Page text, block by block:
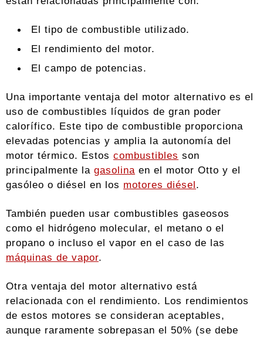
El tipo de combustible utilizado.
El rendimiento del motor.
El campo de potencias.
Una importante ventaja del motor alternativo es el
uso de combustibles líquidos de gran poder
calorífico. Este tipo de combustible proporciona
elevadas potencias y amplia la autonomía del
motor térmico. Estos combustibles son
principalmente la gasolina en el motor Otto y el
gasóleo o diésel en los motores diésel.
También pueden usar combustibles gaseosos
como el hidrógeno molecular, el metano o el
propano o incluso el vapor en el caso de las
máquinas de vapor.
Otra ventaja del motor alternativo está
relacionada con el rendimiento. Los rendimientos
de estos motores se consideran aceptables,
aunque raramente sobrepasan el 50% (se debe